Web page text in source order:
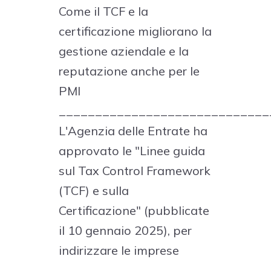
Come il TCF e la
certificazione migliorano la
gestione aziendale e la
reputazione anche per le
PMI
L'Agenzia delle Entrate ha
approvato le "Linee guida
sul Tax Control Framework
(TCF) e sulla
Certificazione" (pubblicate
il 10 gennaio 2025), per
indirizzare le imprese